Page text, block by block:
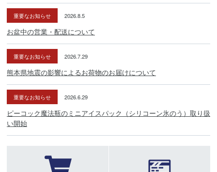
重要なお知らせ 2026.8.5
お盆中の営業・配送について
重要なお知らせ 2026.7.29
熊本県地震の影響によるお荷物のお届けについて
重要なお知らせ 2026.6.29
ピーコック魔法瓶のミニアイスパック（シリコーン氷のう）取り扱
い開始